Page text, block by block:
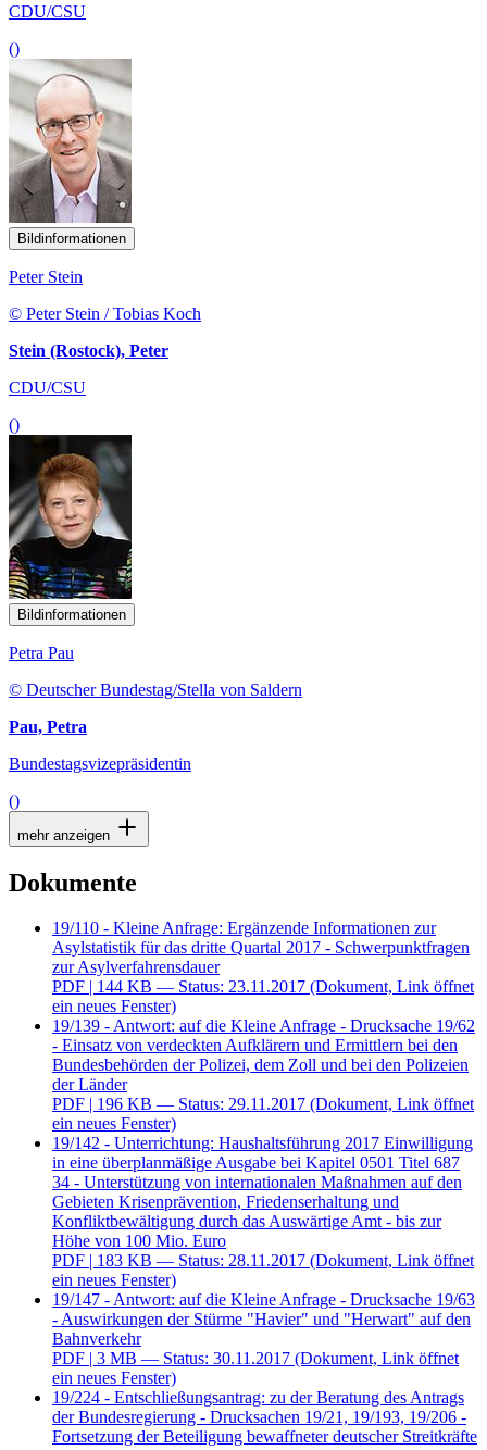
CDU/CSU
()
Bildinformationen
Peter Stein
© Peter Stein / Tobias Koch
Stein (Rostock), Peter
CDU/CSU
()
Bildinformationen
Petra Pau
© Deutscher Bundestag/Stella von Saldern
Pau, Petra
Bundestagsvizepräsidentin
()
mehr anzeigen
Dokumente
19/110 - Kleine Anfrage: Ergänzende Informationen zur
Asylstatistik für das dritte Quartal 2017 - Schwerpunktfragen
zur Asylverfahrensdauer
PDF | 144 KB — Status: 23.11.2017 (Dokument, Link öffnet
ein neues Fenster)
19/139 - Antwort: auf die Kleine Anfrage - Drucksache 19/62
- Einsatz von verdeckten Aufklärern und Ermittlern bei den
Bundesbehörden der Polizei, dem Zoll und bei den Polizeien
der Länder
PDF | 196 KB — Status: 29.11.2017 (Dokument, Link öffnet
ein neues Fenster)
19/142 - Unterrichtung: Haushaltsführung 2017 Einwilligung
in eine überplanmäßige Ausgabe bei Kapitel 0501 Titel 687
34 - Unterstützung von internationalen Maßnahmen auf den
Gebieten Krisenprävention, Friedenserhaltung und
Konfliktbewältigung durch das Auswärtige Amt - bis zur
Höhe von 100 Mio. Euro
PDF | 183 KB — Status: 28.11.2017 (Dokument, Link öffnet
ein neues Fenster)
19/147 - Antwort: auf die Kleine Anfrage - Drucksache 19/63
- Auswirkungen der Stürme "Havier" und "Herwart" auf den
Bahnverkehr
PDF | 3 MB — Status: 30.11.2017 (Dokument, Link öffnet
ein neues Fenster)
19/224 - Entschließungsantrag: zu der Beratung des Antrags
der Bundesregierung - Drucksachen 19/21, 19/193, 19/206 -
Fortsetzung der Beteiligung bewaffneter deutscher Streitkräfte